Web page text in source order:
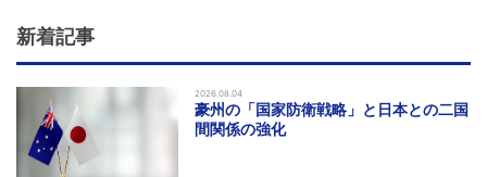
新着記事
2026.08.04
豪州の「国家防衛戦略」と日本との二国
間関係の強化